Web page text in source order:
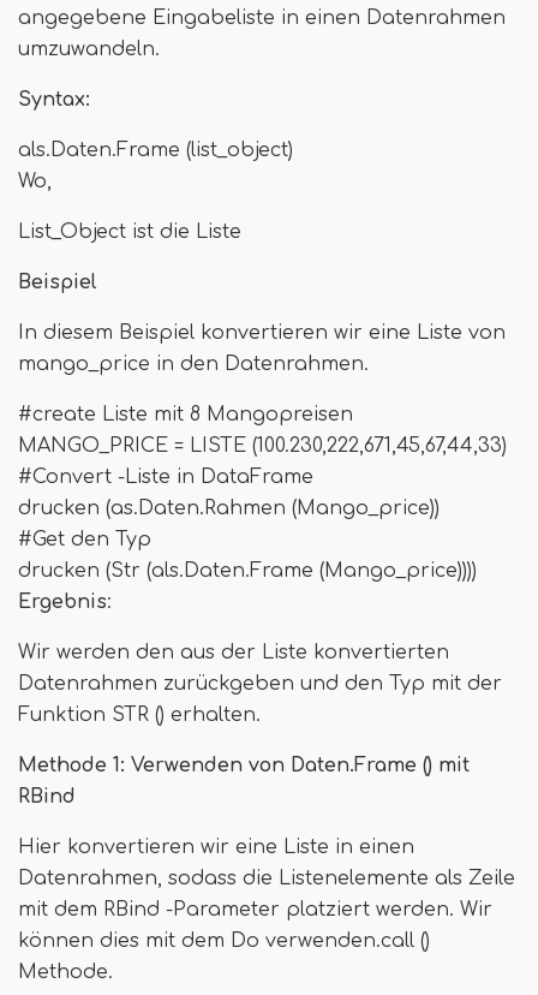
angegebene Eingabeliste in einen Datenrahmen
umzuwandeln.
Syntax:
als.Daten.Frame (list_object)
Wo,
List_Object ist die Liste
Beispiel
In diesem Beispiel konvertieren wir eine Liste von
mango_price in den Datenrahmen.
#create Liste mit 8 Mangopreisen
MANGO_PRICE = LISTE (100.230,222,671,45,67,44,33)
#Convert -Liste in DataFrame
drucken (as.Daten.Rahmen (Mango_price))
#Get den Typ
drucken (Str (als.Daten.Frame (Mango_price))))
Ergebnis:
Wir werden den aus der Liste konvertierten
Datenrahmen zurückgeben und den Typ mit der
Funktion STR () erhalten.
Methode 1: Verwenden von Daten.Frame () mit
RBind
Hier konvertieren wir eine Liste in einen
Datenrahmen, sodass die Listenelemente als Zeile
mit dem RBind -Parameter platziert werden. Wir
können dies mit dem Do verwenden.call ()
Methode.